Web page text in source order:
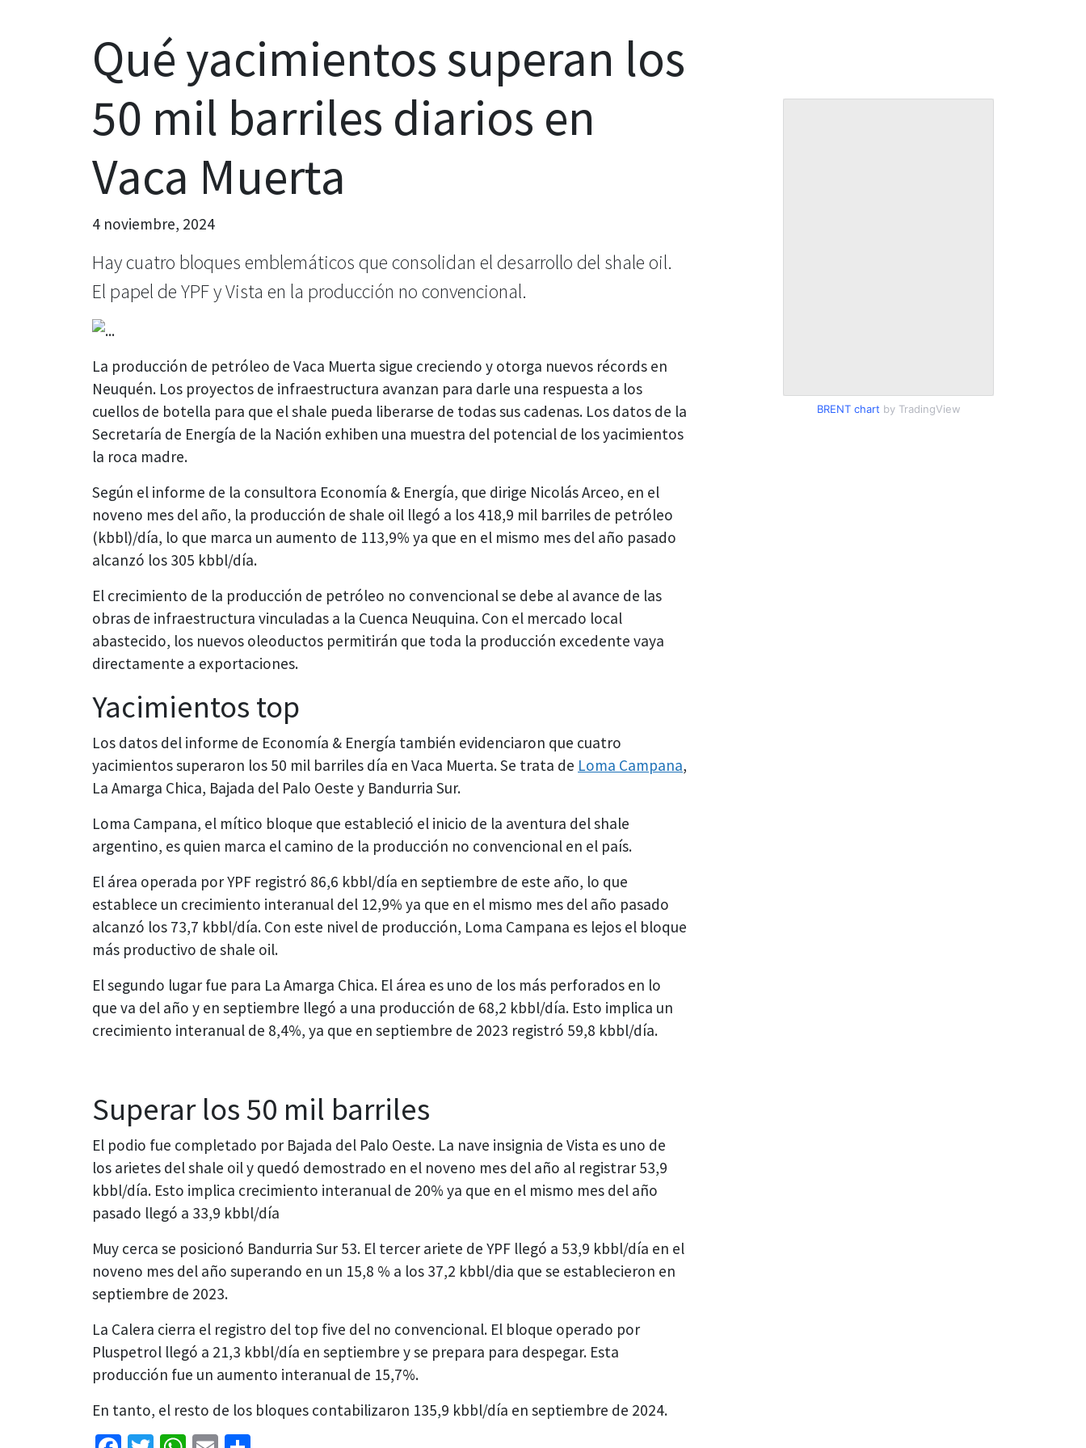
Qué yacimientos superan los
50 mil barriles diarios en
Vaca Muerta
4 noviembre, 2024
Hay cuatro bloques emblemáticos que consolidan el desarrollo del shale oil.
El papel de YPF y Vista en la producción no convencional.
La producción de petróleo de Vaca Muerta sigue creciendo y otorga nuevos récords en
Neuquén. Los proyectos de infraestructura avanzan para darle una respuesta a los
cuellos de botella para que el shale pueda liberarse de todas sus cadenas. Los datos de la
Secretaría de Energía de la Nación exhiben una muestra del potencial de los yacimientos
la roca madre.
Según el informe de la consultora Economía & Energía, que dirige Nicolás Arceo, en el
noveno mes del año, la producción de shale oil llegó a los 418,9 mil barriles de petróleo
(kbbl)/día, lo que marca un aumento de 113,9% ya que en el mismo mes del año pasado
alcanzó los 305 kbbl/día.
El crecimiento de la producción de petróleo no convencional se debe al avance de las
obras de infraestructura vinculadas a la Cuenca Neuquina. Con el mercado local
abastecido, los nuevos oleoductos permitirán que toda la producción excedente vaya
directamente a exportaciones.
Yacimientos top
Los datos del informe de Economía & Energía también evidenciaron que cuatro
yacimientos superaron los 50 mil barriles día en Vaca Muerta. Se trata de Loma Campana,
La Amarga Chica, Bajada del Palo Oeste y Bandurria Sur.
Loma Campana, el mítico bloque que estableció el inicio de la aventura del shale
argentino, es quien marca el camino de la producción no convencional en el país.
El área operada por YPF registró 86,6 kbbl/día en septiembre de este año, lo que
establece un crecimiento interanual del 12,9% ya que en el mismo mes del año pasado
alcanzó los 73,7 kbbl/día. Con este nivel de producción, Loma Campana es lejos el bloque
más productivo de shale oil.
El segundo lugar fue para La Amarga Chica. El área es uno de los más perforados en lo
que va del año y en septiembre llegó a una producción de 68,2 kbbl/día. Esto implica un
crecimiento interanual de 8,4%, ya que en septiembre de 2023 registró 59,8 kbbl/día.
Superar los 50 mil barriles
El podio fue completado por Bajada del Palo Oeste. La nave insignia de Vista es uno de
los arietes del shale oil y quedó demostrado en el noveno mes del año al registrar 53,9
kbbl/día. Esto implica crecimiento interanual de 20% ya que en el mismo mes del año
pasado llegó a 33,9 kbbl/día
Muy cerca se posicionó Bandurria Sur 53. El tercer ariete de YPF llegó a 53,9 kbbl/día en el
noveno mes del año superando en un 15,8 % a los 37,2 kbbl/dia que se establecieron en
septiembre de 2023.
La Calera cierra el registro del top five del no convencional. El bloque operado por
Pluspetrol llegó a 21,3 kbbl/día en septiembre y se prepara para despegar. Esta
producción fue un aumento interanual de 15,7%.
En tanto, el resto de los bloques contabilizaron 135,9 kbbl/día en septiembre de 2024.
BRENT chart by TradingView